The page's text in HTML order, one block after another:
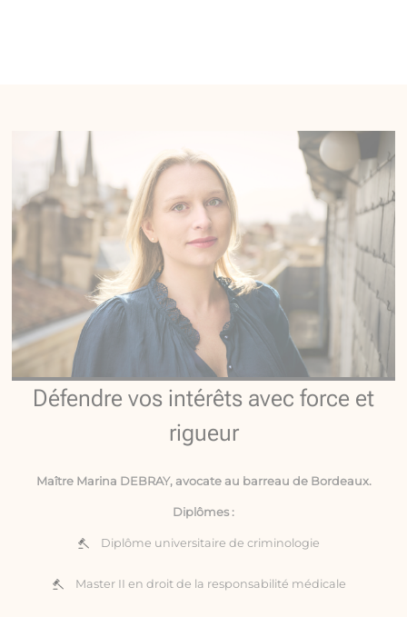
Défendre vos intérêts avec force et
rigueur
Maître Marina DEBRAY, avocate au barreau de Bordeaux.
Diplômes :
Diplôme universitaire de criminologie
Master II en droit de la responsabilité médicale